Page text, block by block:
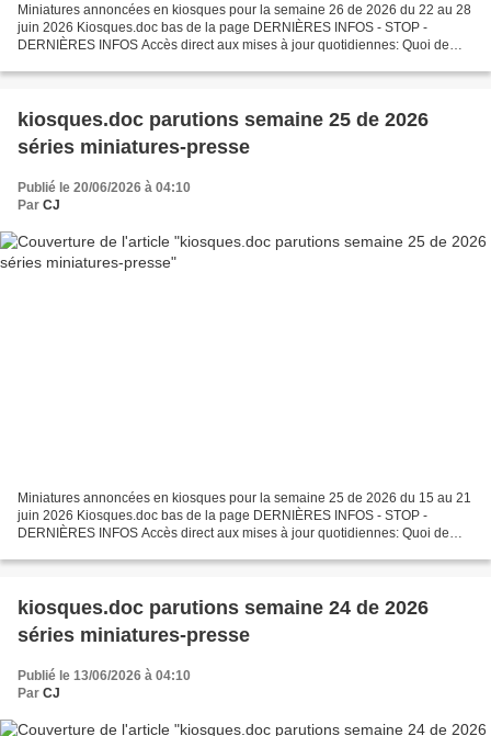
Miniatures annoncées en kiosques pour la semaine 26 de 2026 du 22 au 28
juin 2026 Kiosques.doc bas de la page DERNIÈRES INFOS - STOP -
DERNIÈRES INFOS Accès direct aux mises à jour quotidiennes: Quoi de
kiosques.doc parutions semaine 25 de 2026
séries miniatures-presse
Publié le 20/06/2026 à 04:10
Par CJ
Miniatures annoncées en kiosques pour la semaine 25 de 2026 du 15 au 21
juin 2026 Kiosques.doc bas de la page DERNIÈRES INFOS - STOP -
DERNIÈRES INFOS Accès direct aux mises à jour quotidiennes: Quoi de
kiosques.doc parutions semaine 24 de 2026
séries miniatures-presse
Publié le 13/06/2026 à 04:10
Par CJ